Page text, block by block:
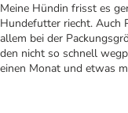
Meine Hündin frisst es
Hundefutter riecht. Auch
allem bei der
den nicht so schnell
einen Monat und etwas